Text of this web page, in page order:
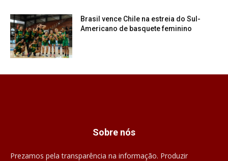
Brasil vence Chile na estreia do Sul-
Americano de basquete feminino
Sobre nós
Prezamos pela transparência na informação. Produzir